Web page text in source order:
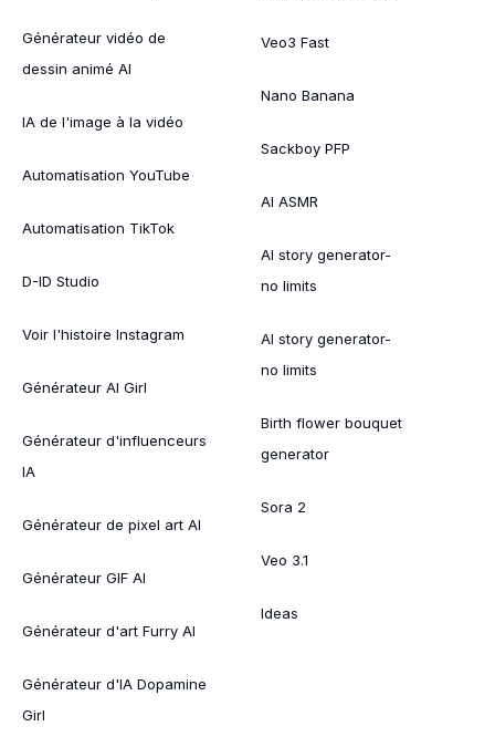
Générateur vidéo de
dessin animé AI
IA de l'image à la vidéo
Automatisation YouTube
Automatisation TikTok
D-ID Studio
Voir l'histoire Instagram
Générateur AI Girl
Générateur d'influenceurs
IA
Générateur de pixel art AI
Générateur GIF AI
Générateur d'art Furry AI
Générateur d'IA Dopamine
Girl
Veo3 Fast
Nano Banana
Sackboy PFP
AI ASMR
AI story generator-
no limits
AI story generator-
no limits
Birth flower bouquet
generator
Sora 2
Veo 3.1
Ideas